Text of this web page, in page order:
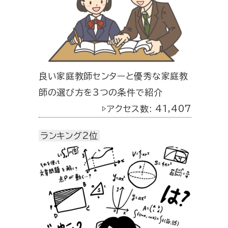
良い家庭教師センターと優秀な家庭教
師の選び方を3つの条件で紹介
▷アクセス数: 41,407
ランキング2位